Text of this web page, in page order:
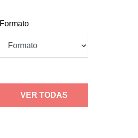
Formato
VER TODAS